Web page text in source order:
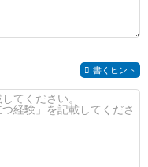
書くヒント